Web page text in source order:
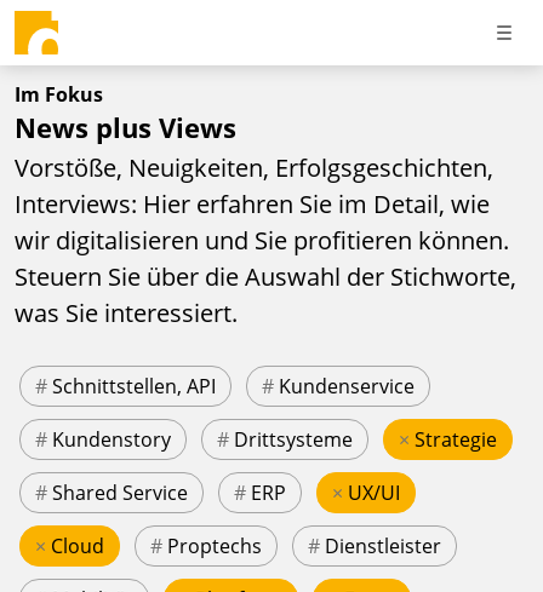
Im Fokus
News plus Views
Vorstöße, Neuigkeiten, Erfolgsgeschichten,
Interviews: Hier erfahren Sie im Detail, wie
wir digitalisieren und Sie profitieren können.
Steuern Sie über die Auswahl der Stichworte,
was Sie interessiert.
#Schnittstellen, API # Kundenservice
# Kundenstory # Drittsysteme × Strategie
#Shared Service # ERP × UX/UI
× Cloud # Proptechs # Dienstleister